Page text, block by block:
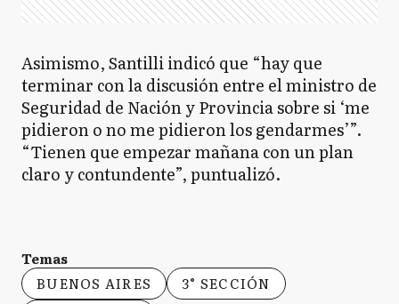
Asimismo, Santilli indicó que “hay que
terminar con la discusión entre el ministro de
Seguridad de Nación y Provincia sobre si ‘me
pidieron o no me pidieron los gendarmes’”.
“Tienen que empezar mañana con un plan
claro y contundente”, puntualizó.
Temas
BUENOS AIRES
3° SECCIÓN